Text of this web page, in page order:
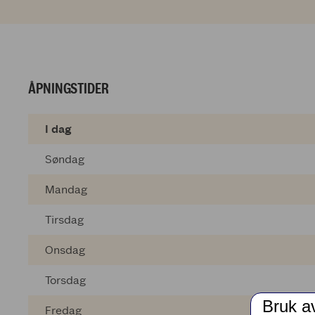
ÅPNINGSTIDER
I dag
Søndag
Mandag
Tirsdag
Onsdag
Torsdag
Fredag Bruk